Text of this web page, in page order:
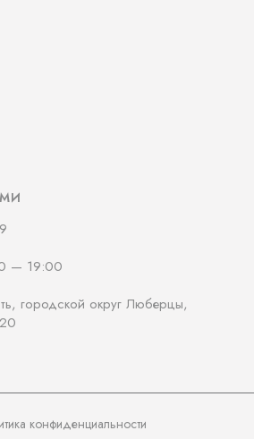
— 19:00
городской округ Люберцы,
конфиденциальности